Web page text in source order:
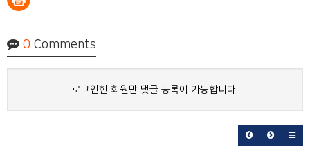
0 Comments
로그인한 회원만 댓글 등록이 가능합니다.